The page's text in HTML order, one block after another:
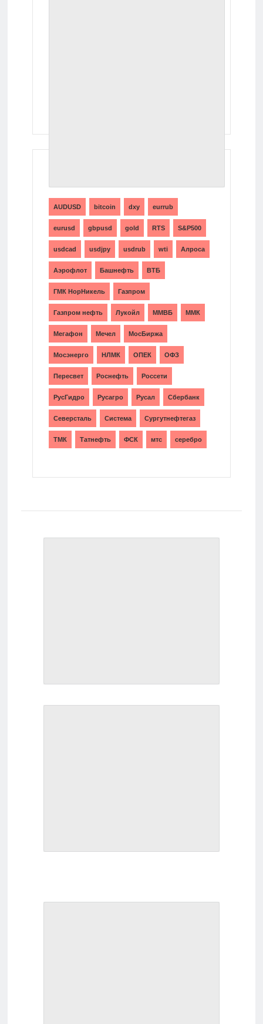
AUDUSD bitcoin dxy eurrub
eurusd gbpusd gold RTS S&P500
usdcad usdjpy usdrub wti Алроса
Аэрофлот Башнефть ВТБ
ГМК НорНикель Газпром
Газпром нефть Лукойл ММВБ ММК
Мегафон Мечел МосБиржа
Мосэнерго НЛМК ОПЕК ОФЗ
Пересвет Роснефть Россети
РусГидро Русагро Русал Сбербанк
Северсталь Система Сургутнефтегаз
ТМК Татнефть ФСК мтс серебро